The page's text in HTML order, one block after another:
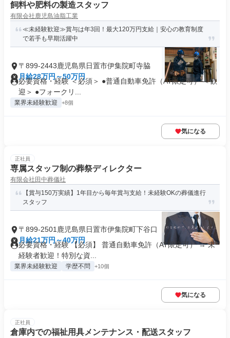
飼料や肥料の製造スタッフ
有限会社鹿児島油脂工業
≪未経験歓迎≫賞与は年3回！最大120万円支給｜安心の教育制度
で若手も早期活躍中
〒899-2443鹿児島県日置市伊集院町寺脇
月給28万円～50万円
必要資格・経験 ＜必須＞ ●普通自動車免許（AT限定可） ＜歓
迎＞ ●フォークリ...
業界未経験歓迎 +8個
気になる
正社員
専属スタッフ制の葬祭ディレクター
有限会社田中葬儀社
【賞与150万実績】1年目から毎年賞与支給！未経験OKの葬儀進行
スタッフ
〒899-2501鹿児島県日置市伊集院町下谷口
月給21万円～40万円
必要資格・経験 【必須】 普通自動車免許（AT限定可） → 未
経験者歓迎！特別な資...
業界未経験歓迎 学歴不問 +10個
気になる
正社員
倉庫内での福祉用具メンテナンス・配送スタッフ